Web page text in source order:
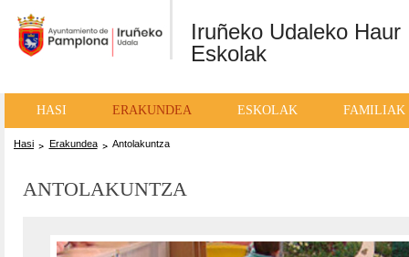
Ayuntamiento
de Pamplona /
Iruñeko Udaleko Haur
Eskolak
HASI ERAKUNDEA ESKOLAK FAMILIAK
Hasi Erakundea Antolakuntza
ANTOLAKUNTZA